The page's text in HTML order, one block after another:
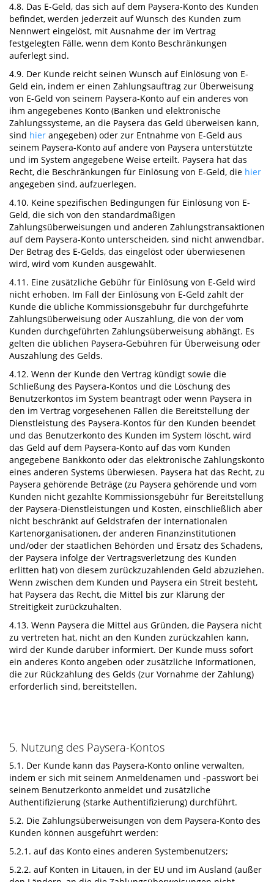
4.8. Das E-Geld, das sich auf dem Paysera-Konto des Kunden
befindet, werden jederzeit auf Wunsch des Kunden zum
Nennwert eingelöst, mit Ausnahme der im Vertrag
festgelegten Fälle, wenn dem Konto Beschränkungen
auferlegt sind.
4.9. Der Kunde reicht seinen Wunsch auf Einlösung von E-
Geld ein, indem er einen Zahlungsauftrag zur Überweisung
von E-Geld von seinem Paysera-Konto auf ein anderes von
ihm angegebenes Konto (Banken und elektronische
Zahlungssysteme, an die Paysera das Geld überweisen kann,
sind hier angegeben) oder zur Entnahme von E-Geld aus
seinem Paysera-Konto auf andere von Paysera unterstützte
und im System angegebene Weise erteilt. Paysera hat das
Recht, die Beschränkungen für Einlösung von E-Geld, die hier
angegeben sind, aufzuerlegen.
4.10. Keine spezifischen Bedingungen für Einlösung von E-
Geld, die sich von den standardmäßigen
Zahlungsüberweisungen und anderen Zahlungstransaktionen
auf dem Paysera-Konto unterscheiden, sind nicht anwendbar.
Der Betrag des E-Gelds, das eingelöst oder überwiesenen
wird, wird vom Kunden ausgewählt.
4.11. Eine zusätzliche Gebühr für Einlösung von E-Geld wird
nicht erhoben. Im Fall der Einlösung von E-Geld zahlt der
Kunde die übliche Kommissionsgebühr für durchgeführte
Zahlungsüberweisung oder Auszahlung, die von der vom
Kunden durchgeführten Zahlungsüberweisung abhängt. Es
gelten die üblichen Paysera-Gebühren für Überweisung oder
Auszahlung des Gelds.
4.12. Wenn der Kunde den Vertrag kündigt sowie die
Schließung des Paysera-Kontos und die Löschung des
Benutzerkontos im System beantragt oder wenn Paysera in
den im Vertrag vorgesehenen Fällen die Bereitstellung der
Dienstleistung des Paysera-Kontos für den Kunden beendet
und das Benutzerkonto des Kunden im System löscht, wird
das Geld auf dem Paysera-Konto auf das vom Kunden
angegebene Bankkonto oder das elektronische Zahlungskonto
eines anderen Systems überwiesen. Paysera hat das Recht, zu
Paysera gehörende Beträge (zu Paysera gehörende und vom
Kunden nicht gezahlte Kommissionsgebühr für Bereitstellung
der Paysera-Dienstleistungen und Kosten, einschließlich aber
nicht beschränkt auf Geldstrafen der internationalen
Kartenorganisationen, der anderen Finanzinstitutionen
und/oder der staatlichen Behörden und Ersatz des Schadens,
der Paysera infolge der Vertragsverletzung des Kunden
erlitten hat) von diesem zurückzuzahlenden Geld abzuziehen.
Wenn zwischen dem Kunden und Paysera ein Streit besteht,
hat Paysera das Recht, die Mittel bis zur Klärung der
Streitigkeit zurückzuhalten.
4.13. Wenn Paysera die Mittel aus Gründen, die Paysera nicht
zu vertreten hat, nicht an den Kunden zurückzahlen kann,
wird der Kunde darüber informiert. Der Kunde muss sofort
ein anderes Konto angeben oder zusätzliche Informationen,
die zur Rückzahlung des Gelds (zur Vornahme der Zahlung)
erforderlich sind, bereitstellen.
5. Nutzung des Paysera-Kontos
5.1. Der Kunde kann das Paysera-Konto online verwalten,
indem er sich mit seinem Anmeldenamen und -passwort bei
seinem Benutzerkonto anmeldet und zusätzliche
Authentifizierung (starke Authentifizierung) durchführt.
5.2. Die Zahlungsüberweisungen von dem Paysera-Konto des
Kunden können ausgeführt werden:
5.2.1. auf das Konto eines anderen Systembenutzers;
5.2.2. auf Konten in Litauen, in der EU und im Ausland (außer